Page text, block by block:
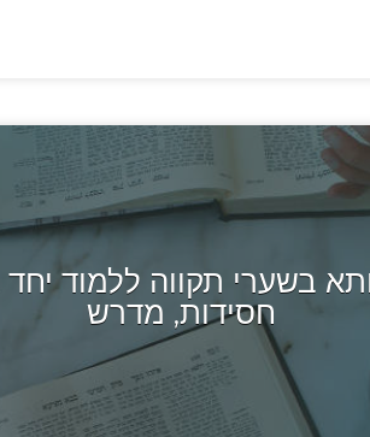
בשערי תקווה ללמוד
חסידות, מדרש